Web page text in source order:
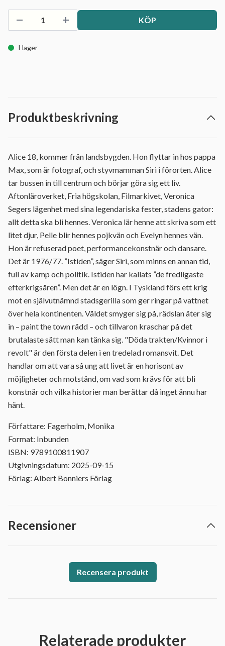
KÖP
I lager
Produktbeskrivning
Alice 18, kommer från landsbygden. Hon flyttar in hos pappa
Max, som är fotograf, och styvmamman Siri i förorten. Alice
tar bussen in till centrum och börjar göra sig ett liv.
Aftonläroverket, Fria högskolan, Filmarkivet, Veronica
Segers lägenhet med sina legendariska fester, stadens gator:
allt detta ska bli hennes. Veronica lär henne att skriva som ett
litet djur, Pelle blir hennes pojkvän och Evelyn hennes vän.
Hon är refuserad poet, performancekonstnär och dansare.
Det är 1976/77. ”Istiden”, säger Siri, som minns en annan tid,
full av kamp och politik. Istiden har kallats ”de fredligaste
efterkrigsåren”. Men det är en lögn. I Tyskland förs ett krig
mot en självutnämnd stadsgerilla som ger ringar på vattnet
över hela kontinenten. Våldet smyger sig på, rädslan äter sig
in – paint the town rädd – och tillvaron kraschar på det
brutalaste sätt man kan tänka sig. "Döda trakten/Kvinnor i
revolt" är den första delen i en tredelad romansvit. Det
handlar om att vara så ung att livet är en horisont av
möjligheter och motstånd, om vad som krävs för att bli
konstnär och vilka historier man berättar då inget ännu har
hänt.
Författare: Fagerholm, Monika
Format: Inbunden
ISBN: 9789100811907
Utgivningsdatum: 2025-09-15
Förlag: Albert Bonniers Förlag
Recensioner
Recensera produkt
Relaterade produkter